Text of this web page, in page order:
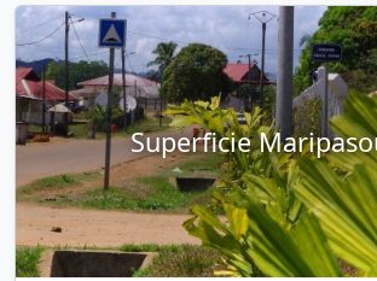
Superficie